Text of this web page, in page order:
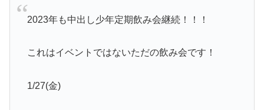
2023年も中出し少年定期飲み会継続！！！
これはイベントではないただの飲み会です！
1/27(金)